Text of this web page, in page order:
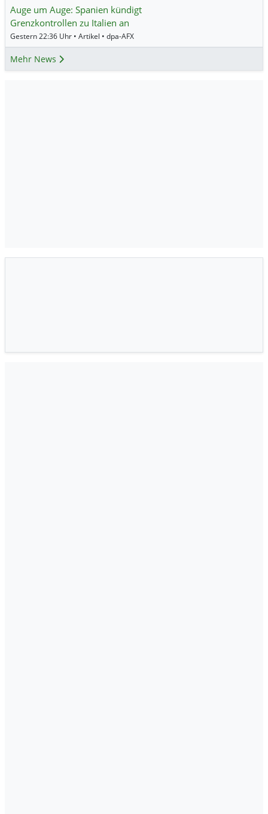
Auge um Auge: Spanien kündigt
Grenzkontrollen zu Italien an
Gestern 22:36 Uhr • Artikel • dpa-AFX
Mehr News